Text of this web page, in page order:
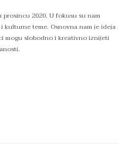
2020. U fokusu su nam
teme. Osnovna nam je ideja
mogu slobodno i kreativno iznijeti